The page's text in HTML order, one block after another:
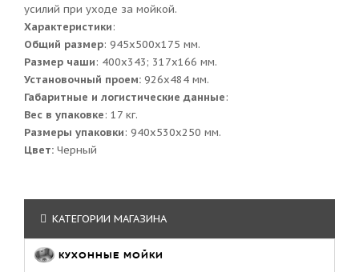
усилий при уходе за мойкой.
Характеристики:
Общий размер: 945x500x175 мм.
Размер чаши: 400х343; 317х166 мм.
Установочный проем: 926x484 мм.
Габаритные и логистические данные:
Вес в упаковке: 17 кг.
Размеры упаковки: 940x530x250 мм.
Цвет: Черный
КАТЕГОРИИ МАГАЗИНА
КУХОННЫЕ МОЙКИ